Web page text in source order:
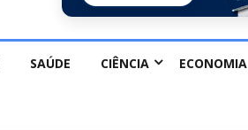
SAÚDE CIÊNCIA ECONOMIA